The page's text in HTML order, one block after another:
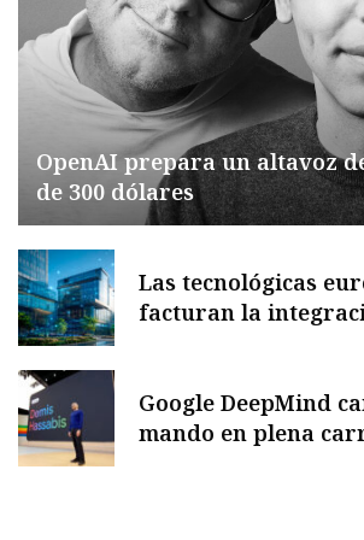
OpenAI prepara un altavoz
de 300 dólares
Las tecnológicas
facturan la
Google DeepMind
mando en plena